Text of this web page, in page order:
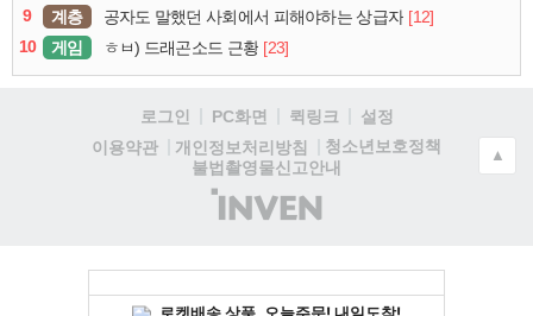
9
계층 공자도 말했던 사회에서 피해야하는 상급자 [12]
10
게임 ㅎㅂ) 드래곤소드 근황 [23]
로그인 PC화면 퀵링크
설정
이용약관
개인정보처리방침
청소년보호정책
불법촬영물신고안내
(주)
인
▲